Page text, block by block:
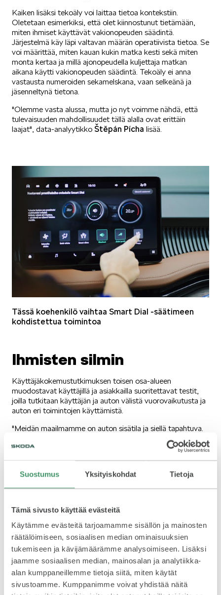
Suostumus Yksityiskohdat Tietoja
Tämä sivusto käyttää evästeitä
Käytämme evästeitä tarjoamamme sisällön ja mainosten
räätälöimiseen, sosiaalisen median ominaisuuksien
tukemiseen ja kävijämäärämme analysoimiseen. Lisäksi
jaamme sosiaalisen median, mainosalan ja analytiikka-
alan kumppaneillemme tietoja siitä, miten käytät
sivustoamme. Kumppanimme voivat yhdistää näitä
EPIQ
PEAQ
Kaiken lisäksi tekoäly voi laittaa tietoa kontekstiin.
Oletetaan esimerkiksi, että olet kiinnostunut tietämään,
miten ihmiset käyttävät vakionopeuden säädintä.
Järjestelmä käy läpi valtavan määrän operatiivista tietoa. Se
voi määrittää, miten kauan kukin matka kesti sekä miten
monta kertaa ja millä ajonopeudella kuljettaja matkan
aikana käytti vakionopeuden säädintä. Tekoäly ei anna
vastausta numeroiden sekamelskana, vaan selkeänä ja
jäsenneltynä tietona.
"Olemme vasta alussa, mutta jo nyt voimme nähdä, että
tulevaisuuden mahdollisuudet tällä alalla ovat erittäin
laajat", data-analyytikko Štěpán Pícha lisää.
Tässä koehenkilö vaihtaa Smart Dial -säätimeen
kohdistettua toimintoa
Ihmisten silmin
Käyttäjäkokemustutkimuksen toisen osa-alueen
muodostavat käyttäjillä ja asiakkailla suoritettavat testit,
joilla tutkitaan käyttäjän ja auton välistä vuorovaikutusta ja
auton eri toimintojen käyttämistä.
"Meidän maailmamme on auton sisätila ja siellä tapahtuva.
Edellä mainitsemassani ilmastoinnin tai muiden säätimien
kehittämisvaiheessa syntyy yksi tai useampi uusi ratkaisu,
jota tai joita on sitten vertailtava ja tutkittava tarkemmin.
testeissä yrityksemme omia työntekijöitä”, tutkijaDavid
Rejzlsanoo.
Yksinkertaistettuna: jos tarkoituksena on tutkia ilmastoinnin
säätimien toiminnallisuutta, esimerkiksi yrityksen kirjanpitäjä
voi osallistua testeihin. Muutoin
käyttäjäkokemustutkimuksen tiimi hankkii testeihin
yrityksen ulkopuolelta ihmisiä, joille he asettavat omat
kriteerinsä kuten asenne kestävään kehitykseen ja
ympäristövastuullisuuteen, perhekeskeisyys tai tietyt
sosiodemografiset tekijät.
"Kutsumme heidät haastatteluun, ja jos meillä on